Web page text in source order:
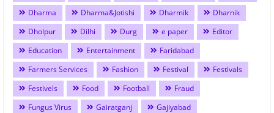
Dharma
Dharma&Jotishi Dharmik
Dharnik
Dholpur
Dilhi Durg e paper
Editor
Education
Entertainment
Faridabad
Farmers Services
Fashion Festival
Festivals
Festivels
Food Football
Fraud
Fungus Virus
Gairatganj
Gajiyabad